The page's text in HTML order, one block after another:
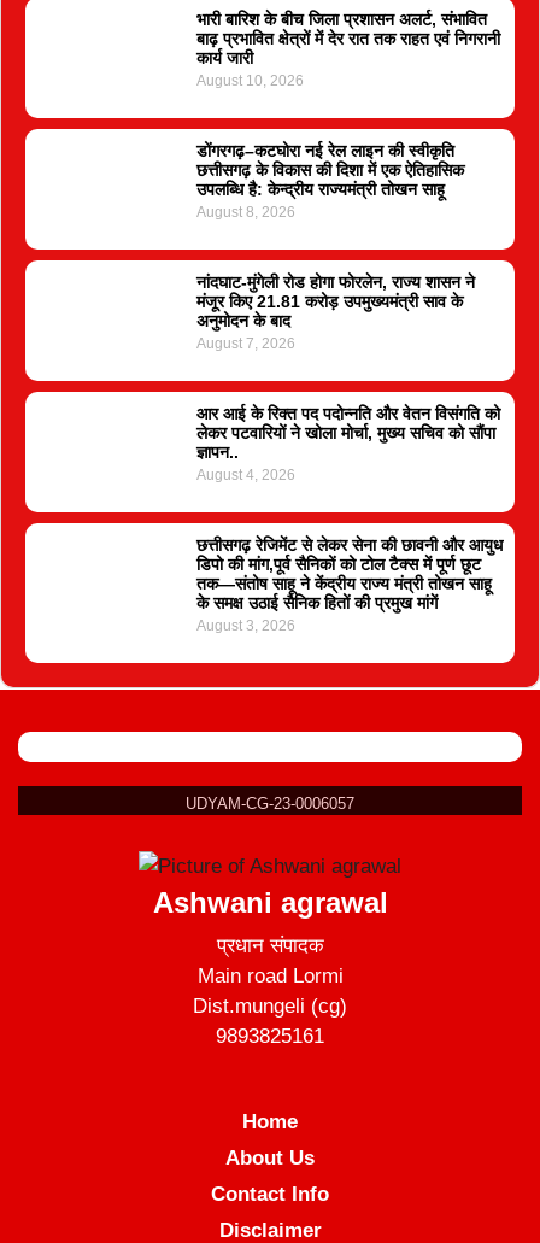
भारी बारिश के बीच जिला प्रशासन अलर्ट, संभावित
बाढ़ प्रभावित क्षेत्रों में देर रात तक राहत एवं निगरानी
कार्य जारी
August 10, 2026
डोंगरगढ़–कटघोरा नई रेल लाइन की स्वीकृति
छत्तीसगढ़ के विकास की दिशा में एक ऐतिहासिक
उपलब्धि है: केन्द्रीय राज्यमंत्री तोखन साहू
August 8, 2026
नांदघाट-मुंगेली रोड होगा फोरलेन, राज्य शासन ने
मंजूर किए 21.81 करोड़ उपमुख्यमंत्री साव के
अनुमोदन के बाद
August 7, 2026
आर आई के रिक्त पद पदोन्नति और वेतन विसंगति को
लेकर पटवारियों ने खोला मोर्चा, मुख्य सचिव को सौंपा
ज्ञापन..
August 4, 2026
छत्तीसगढ़ रेजिमेंट से लेकर सेना की छावनी और आयुध
डिपो की मांग,पूर्व सैनिकों को टोल टैक्स में पूर्ण छूट
तक—संतोष साहू ने केंद्रीय राज्य मंत्री तोखन साहू
के समक्ष उठाई सैनिक हितों की प्रमुख मांगें
August 3, 2026
UDYAM-CG-23-0006057
Ashwani agrawal
प्रधान संपादक
Main road Lormi
Dist.mungeli (cg)
9893825161
Home
About Us
Contact Info
Disclaimer